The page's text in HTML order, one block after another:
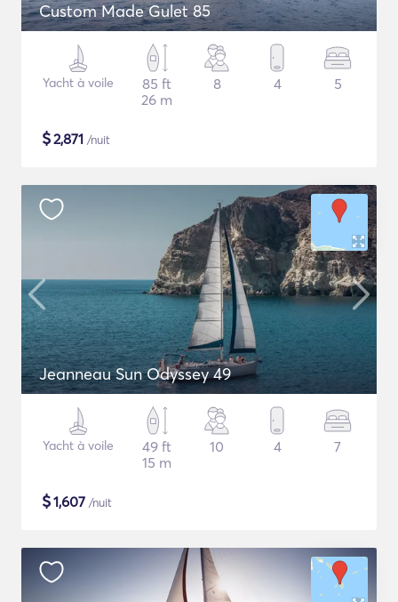
Custom Made Gulet 85
Yacht à voile
85 ft
26 m
8 4 5
$2,871 /nuit
Jeanneau Sun Odyssey 49
Yacht à voile
49 ft
15 m
10 4 7
$1,607 /nuit